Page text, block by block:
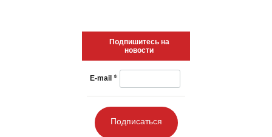
Подпишитесь на
новости
E-mail *
Подписаться